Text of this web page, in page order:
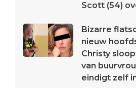
Scott (54)
Bizarre
nieuw
Christy
van
eindigt zelf